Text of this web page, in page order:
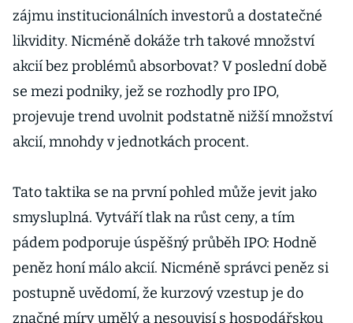
zájmu institucionálních investorů a dostatečné
likvidity. Nicméně dokáže trh takové množství
akcií bez problémů absorbovat? V poslední době
se mezi podniky, jež se rozhodly pro IPO,
projevuje trend uvolnit podstatně nižší množství
akcií, mnohdy v jednotkách procent.
Tato taktika se na první pohled může jevit jako
smysluplná. Vytváří tlak na růst ceny, a tím
pádem podporuje úspěšný průběh IPO: Hodně
peněz honí málo akcií. Nicméně správci peněz si
postupně uvědomí, že kurzový vzestup je do
značné míry umělý a nesouvisí s hospodářskou